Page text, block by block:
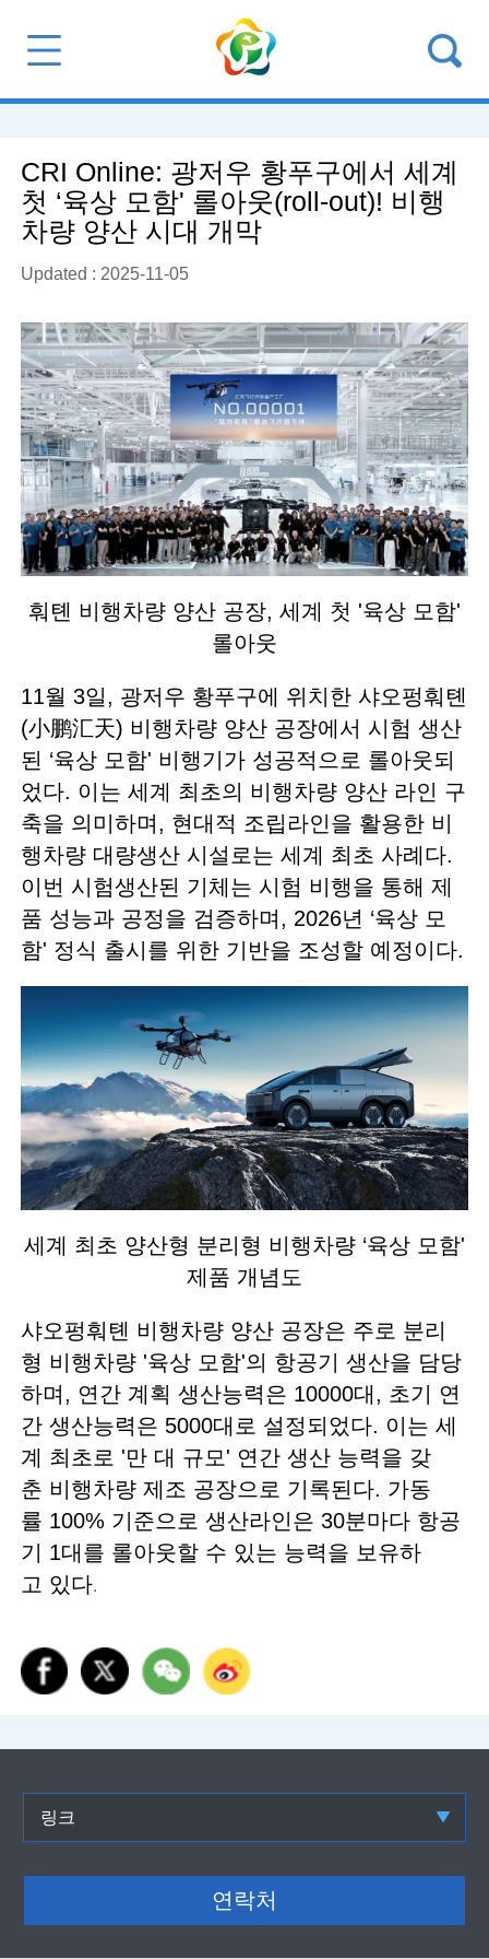
CRI Online: 광저우 황푸구에서 세계
첫 ‘육상 모함' 롤아웃(roll-out)! 비행
차량 양산 시대 개막
Updated : 2025-11-05
훠톈 비행차량 양산 공장, 세계 첫 '육상 모함'
롤아웃
11월 3일, 광저우 황푸구에 위치한 샤오펑훠톈
(小鹏汇天) 비행차량 양산 공장에서 시험 생산
된 ‘육상 모함' 비행기가 성공적으로 롤아웃되
었다. 이는 세계 최초의 비행차량 양산 라인 구
축을 의미하며, 현대적 조립라인을 활용한 비
행차량 대량생산 시설로는 세계 최초 사례다.
이번 시험생산된 기체는 시험 비행을 통해 제
품 성능과 공정을 검증하며, 2026년 ‘육상 모
함' 정식 출시를 위한 기반을 조성할 예정이다.
세계 최초 양산형 분리형 비행차량 ‘육상 모함'
제품 개념도
샤오펑훠톈 비행차량 양산 공장은 주로 분리
형 비행차량 '육상 모함'의 항공기 생산을 담당
하며, 연간 계획 생산능력은 10000대, 초기 연
간 생산능력은 5000대로 설정되었다. 이는 세
계 최초로 '만 대 규모' 연간 생산 능력을 갖
춘 비행차량 제조 공장으로 기록된다. 가동
률 100% 기준으로 생산라인은 30분마다 항공
기 1대를 롤아웃할 수 있는 능력을 보유하
고 있다.
링크
연락처